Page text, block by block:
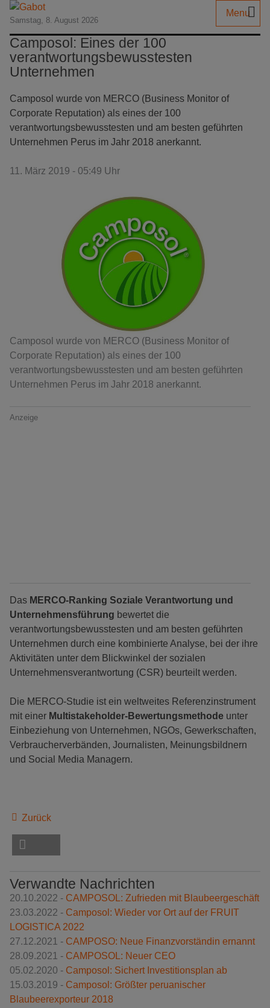
Samstag, 8. August 2026
Menu
Camposol: Eines der 100
verantwortungsbewusstesten
Unternehmen
Camposol wurde von MERCO (Business Monitor of
Corporate Reputation) als eines der 100
verantwortungsbewusstesten und am besten geführten
Unternehmen Perus im Jahr 2018 anerkannt.
11. März 2019 - 05:49 Uhr
Camposol wurde von MERCO (Business Monitor of
Corporate Reputation) als eines der 100
verantwortungsbewusstesten und am besten geführten
Unternehmen Perus im Jahr 2018 anerkannt.
Anzeige
Das MERCO-Ranking Soziale Verantwortung und
Unternehmensführung bewertet die
verantwortungsbewusstesten und am besten geführten
Unternehmen durch eine kombinierte Analyse, bei der ihre
Aktivitäten unter dem Blickwinkel der sozialen
Unternehmensverantwortung (CSR) beurteilt werden.
Die MERCO-Studie ist ein weltweites Referenzinstrument
mit einer Multistakeholder-Bewertungsmethode unter
Einbeziehung von Unternehmen, NGOs, Gewerkschaften,
Verbraucherverbänden, Journalisten, Meinungsbildnern
und Social Media Managern.
Zurück
Verwandte Nachrichten
20.10.2022 - CAMPOSOL: Zufrieden mit Blaubeergeschäft
23.03.2022 - Camposol: Wieder vor Ort auf der FRUIT
LOGISTICA 2022
27.12.2021 - CAMPOSO: Neue Finanzvorständin ernannt
28.09.2021 - CAMPOSOL: Neuer CEO
05.02.2020 - Camposol: Sichert Investitionsplan ab
15.03.2019 - Camposol: Größter peruanischer
Blaubeerexporteur 2018